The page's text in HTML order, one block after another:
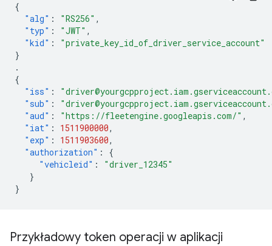
{
"alg" : "RS256" ,
"typ" : "JWT" ,
"kid" :
"private_key_id_of_driver_service_account"
}
.
{
"iss" :
"sub" :
"aud" : "https://fleetengine.googleapis.com/" ,
"iat" : 1511900000,
"exp" : 1511903600,
"authorization" :
{
"vehicleid" :
"driver_12345"
}
}
Przykładowy token operacji w aplikacji